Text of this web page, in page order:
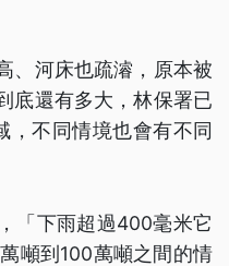
、河床也疏濬，原本被
底還有多大，林保署已
，不同情境也會有不同
「下雨超過400毫米它
噸到100萬噸之間的情